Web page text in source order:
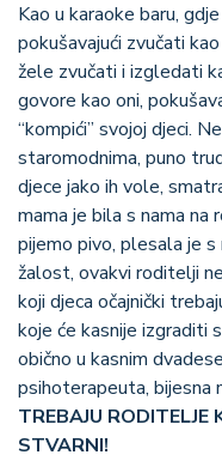
Kao u karaoke baru,
pokušavajući zvučati
žele zvučati i izgledati
govore kao oni,
“kompići” svojoj djeci.
staromodnima, puno
djece jako ih vole,
mama je bila s nama na
pijemo pivo, plesala je s
žalost, ovakvi roditelji
koji djeca očajnički
koje će kasnije izgraditi
obično u kasnim
psihoterapeuta, bijesna
TREBAJU RODITELJE
STVARNI!